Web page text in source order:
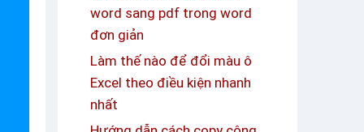
word sang pdf trong word
đơn giản
Làm thế nào để đổi màu ô
Excel theo điều kiện nhanh
nhất